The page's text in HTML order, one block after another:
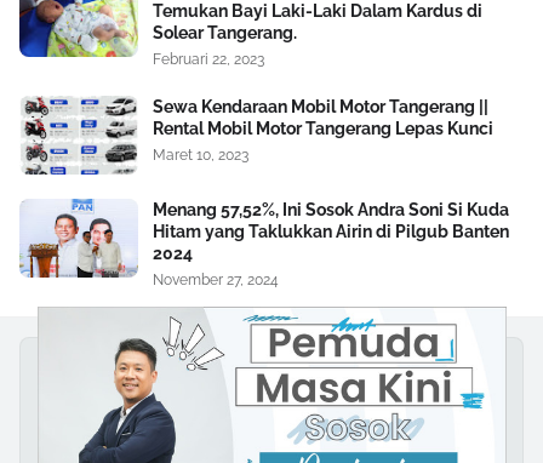
Temukan Bayi Laki-Laki Dalam Kardus di
Solear Tangerang.
Februari 22, 2023
Sewa Kendaraan Mobil Motor Tangerang ||
Rental Mobil Motor Tangerang Lepas Kunci
Maret 10, 2023
Menang 57,52%, Ini Sosok Andra Soni Si Kuda
Hitam yang Taklukkan Airin di Pilgub Banten
2024
November 27, 2024